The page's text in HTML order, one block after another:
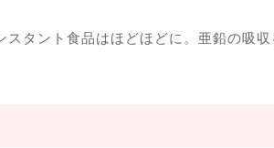
スタント食品はほどほどに。亜鉛の吸